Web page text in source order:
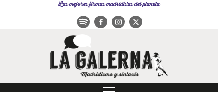
Las mejores firmas madridistas del planeta